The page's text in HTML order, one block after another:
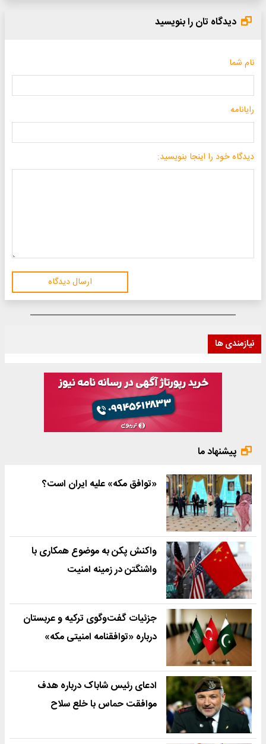
دیدگاه تان را بنویسید
نام شما
رایانامه
دیدگاه خود را اینجا بنویسید:
ارسال دیدگاه
نیازمندی ها
پیشنهاد ما
«توافق مکه» علیه ایران است؟
واکنش پکن به موضوع همکاری با
واشنگتن در زمینه امنیت
جزئیات گفت‌وگوی ترکیه و عربستان
درباره «توافقنامه امنیتی مکه»
ادعای رئیس شاباک درباره هدف
موافقت حماس با خلع سلاح